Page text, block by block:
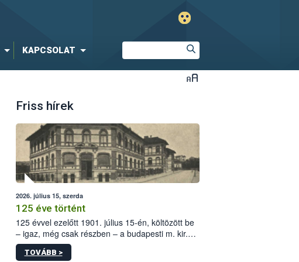
KAPCSOLAT
Friss hírek
2026. július 15, szerda
125 éve történt
125 évvel ezelőtt 1901. július 15-én, költözött be
– igaz, még csak részben – a budapesti m. kir.
állami vetőmagvizsgáló állomás a Kis Rókus utca
15. szám alatti, Czigler Győző által tervezett új
TOVÁBB >